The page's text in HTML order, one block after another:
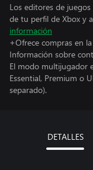
Los editores de
de tu perfil de Xbox y
información
+Ofrece compras en
Información sobre
El modo multijugador
Essential, Premium o
separado).
DETALLES